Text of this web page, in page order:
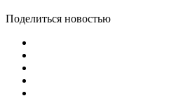
Поделиться новостью